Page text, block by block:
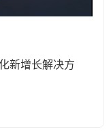
新增长解决方